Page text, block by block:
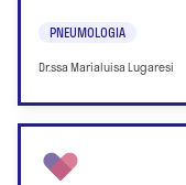
PNEUMOLOGIA
Dr.ssa Marialuisa Lugaresi